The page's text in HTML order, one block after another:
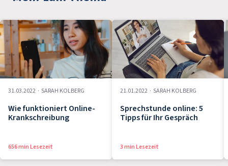
31.03.2022 · SARAH KOLBERG
Wie funktioniert Online-
Krankschreibung
656 min Lesezeit
21.01.2022 · SARAH KOLBERG
Sprechstunde online: 5
Tipps für Ihr Gespräch
3 min Lesezeit